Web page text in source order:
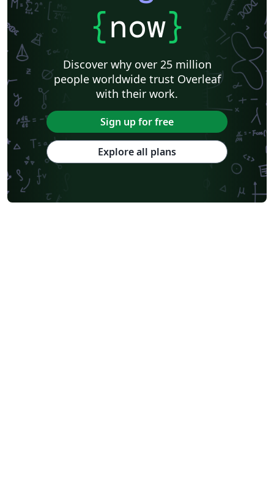
{now}
Discover why over 25 million
people worldwide trust Overleaf
with their work.
Sign up for free
Explore all plans